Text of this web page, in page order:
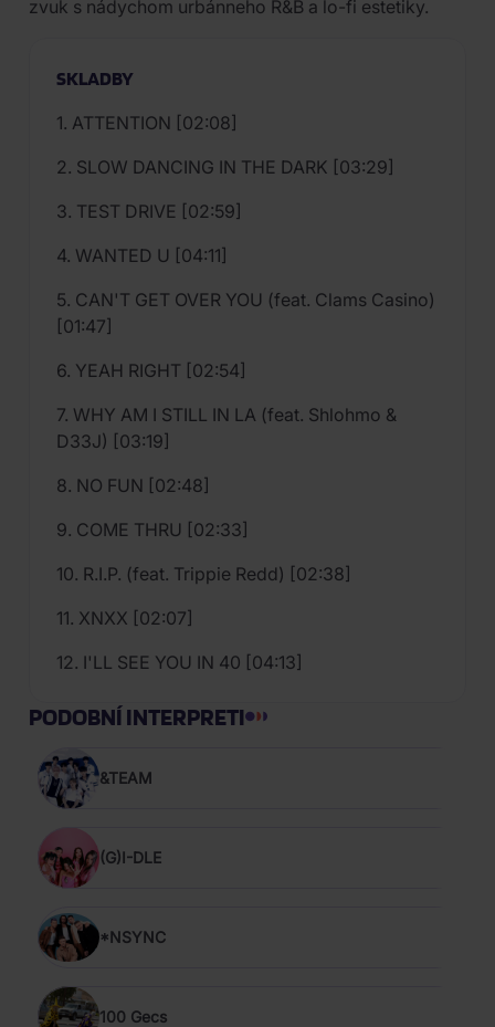
zvuk s nádychom urbánneho R&B a lo-fi estetiky.
SKLADBY
1. ATTENTION [02:08]
2. SLOW DANCING IN THE DARK [03:29]
3. TEST DRIVE [02:59]
4. WANTED U [04:11]
5. CAN'T GET OVER YOU (feat. Clams Casino)
[01:47]
6. YEAH RIGHT [02:54]
7. WHY AM I STILL IN LA (feat. Shlohmo &
D33J) [03:19]
8. NO FUN [02:48]
9. COME THRU [02:33]
10. R.I.P. (feat. Trippie Redd) [02:38]
11. XNXX [02:07]
12. I'LL SEE YOU IN 40 [04:13]
PODOBNÍ INTERPRETI
&TEAM
(G)I-DLE
*NSYNC
100 Gecs